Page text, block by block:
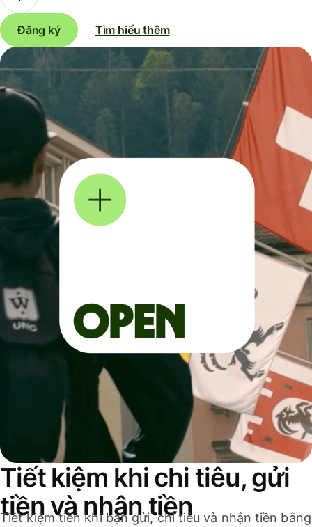
Đăng ký Tìm hiểu thêm
Tiết kiệm khi chi tiêu, gửi
tiền và nhận tiền
Tiết kiệm tiền khi bạn gửi, chi tiêu và nhận tiền bằng